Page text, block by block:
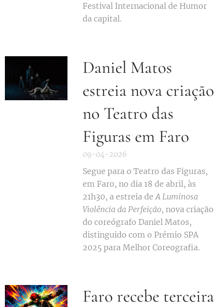
Festival Internacional de Humor
da capital.
Daniel Matos
estreia nova criação
no Teatro das
Figuras em Faro
09-04-2026
Segue para o Teatro das Figuras,
em Faro, no dia 18 de abril, às
21h30, a estreia de A Luminosa
Violência da Perfeição, nova criação
do coreógrafo Daniel Matos,
distinguido com o Prémio SPA
2025 para Melhor Coreografia.
Faro recebe terceira